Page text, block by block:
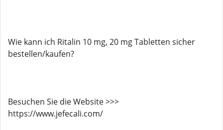
Wie kann ich Ritalin 10 mg, 20 mg Tabletten sicher
bestellen/kaufen?
Besuchen Sie die Website >>>
https://www.jefecali.com/